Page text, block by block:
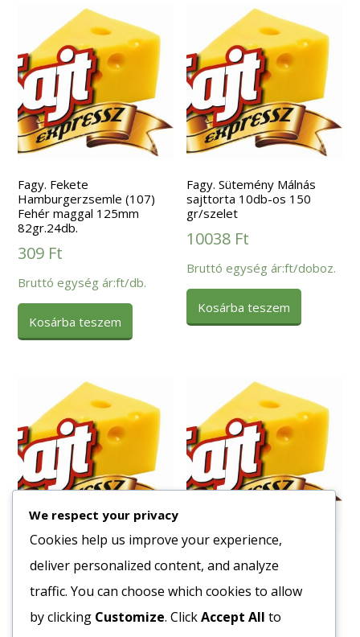
Fagy. Fekete
Hamburgerzsemle (107)
Fehér maggal 125mm
82gr.24db.
309 Ft
Bruttó egység ár:ft/db.
Kosárba teszem
Fagy. Sütemény Málnás
sajttorta 10db-os 150
gr/szelet
10038 Ft
Bruttó egység ár:ft/doboz.
Kosárba teszem
Fagy. Pita 100g. (10db/cs.)
197 Ft
Bruttó egység ár:ft/db.
Fagy. Hamburger Zsemle
(101) Szezámos 125mm
82g. 24db/ # (200917)
211Ft
We respect your privacy
Cookies help us improve your experience,
deliver personalized content, and analyze
traffic. You can choose which cookies to allow
by clicking Customize. ClickAccept All to